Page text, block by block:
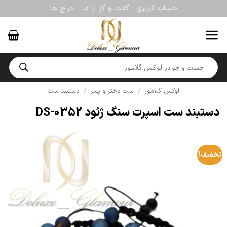
to
content
حساب کاربری گفت و گو با ما حراج ها
Products
search
لوکس گلامور / ست دختر و پسر / دستبند ست
دستبند ست اسپرت سنگ ژئود DS-0352
تخفیف!